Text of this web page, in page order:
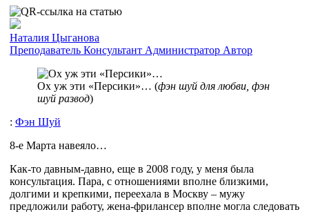
Наталия Цыганова
Преподаватель Консультант Администратор Автор
Ох уж эти «Персики»… (фэн шуй для любви, фэн
шуй развод)
: Фэн Шуй
8-е Марта навеяло…
Как-то давным-давно, еще в 2008 году, у меня была
консультация. Пара, с отношениями вполне близкими,
долгими и крепкими, переехала в Москву – мужу
предложили работу, жена-фрилансер вполне могла следовать